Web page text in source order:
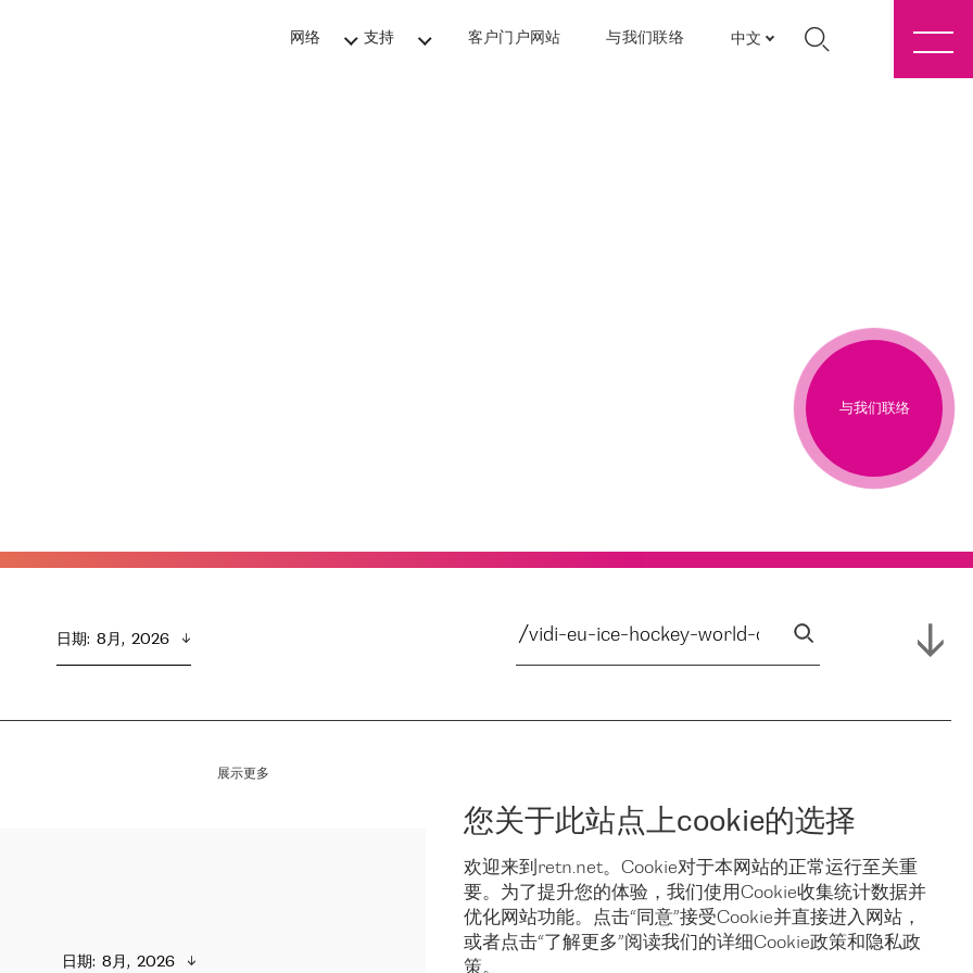
网络 支持 客户门户网站 与我们联络 中文
您关于此站点上cookie的选择
欢迎来到retn.net。Cookie对于本网站的正常运行至关重
要。为了提升您的体验，我们使用Cookie收集统计数据并
优化网站功能。点击“同意”接受Cookie并直接进入网站，
或者点击“了解更多”阅读我们的详细Cookie政策和隐私政
策。
与我们联络
日期: 8月,  2026
展示更多
日期: 8月,  2026